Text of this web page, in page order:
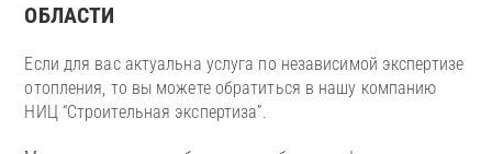
ОБЛАСТИ
Если для вас актуальна услуга по независимой экспертизе
отопления, то вы можете обратиться в нашу компанию
НИЦ “Строительная экспертиза”.